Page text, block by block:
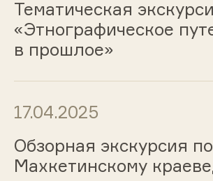
Тематическая
«Этнографическое
в прошлое»
17.04.2025
Обзорная экскурсия по
Махкетинскому